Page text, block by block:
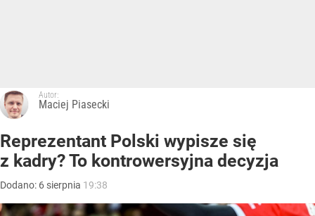
Autor:
Maciej Piasecki
Reprezentant Polski wypisze się
z kadry? To kontrowersyjna decyzja
Dodano: 6 sierpnia 19:38